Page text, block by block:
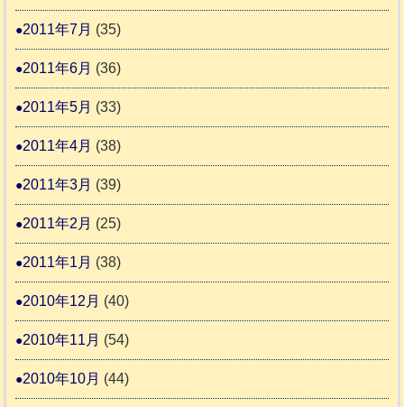
2011年7月 (35)
2011年6月 (36)
2011年5月 (33)
2011年4月 (38)
2011年3月 (39)
2011年2月 (25)
2011年1月 (38)
2010年12月 (40)
2010年11月 (54)
2010年10月 (44)